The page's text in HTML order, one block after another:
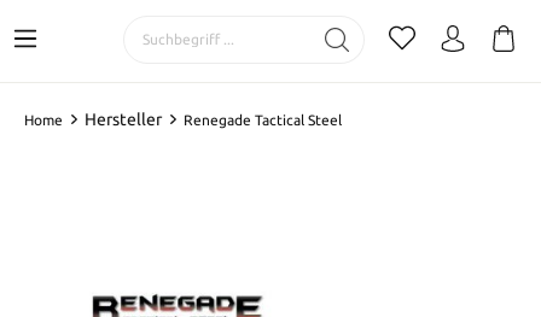
Home Hersteller Renegade Tactical Steel